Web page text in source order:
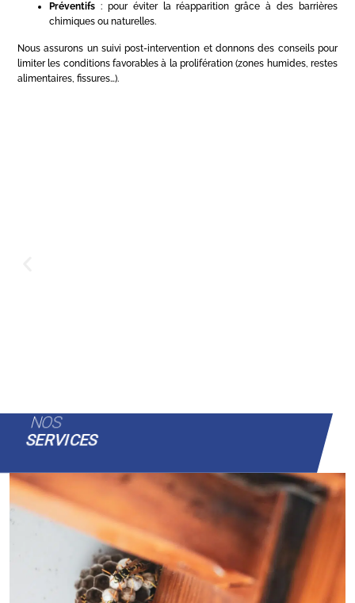
Préventifs : pour éviter la réapparition grâce à des barrières
chimiques ou naturelles.
Nous assurons un suivi post-intervention et donnons des conseils pour
limiter les conditions favorables à la prolifération (zones humides, restes
alimentaires, fissures…).
NOS
SERVICES